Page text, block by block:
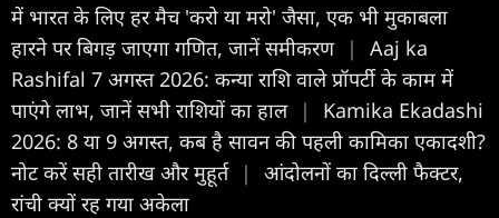
में भारत के लिए हर मैच 'करो या मरो' जैसा, एक भी मुकाबला
हारने पर बिगड़ जाएगा गण‍ित, जानें समीकरण |
Aaj ka
Rashifal 7 अगस्त 2026: कन्या राशि वाले प्रॉपर्टी के काम में
पाएंगे लाभ, जानें सभी राशियों का हाल |
Kamika Ekadashi
2026: 8 या 9 अगस्त, कब है सावन की पहली कामिका एकादशी?
नोट करें सही तारीख और मुहूर्त |
आंदोलनों का दिल्ली फैक्टर,
रांची क्यों रह गया अकेला